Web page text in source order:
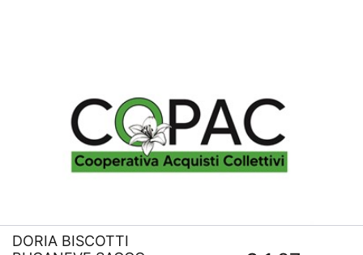
DORIA BISCOTTI